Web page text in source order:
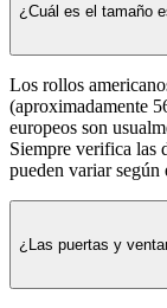
¿Cuál es el tamaño
Los rollos
(aproximadamente
europeos son
Siempre verifica las
pueden variar según
¿Las puertas y